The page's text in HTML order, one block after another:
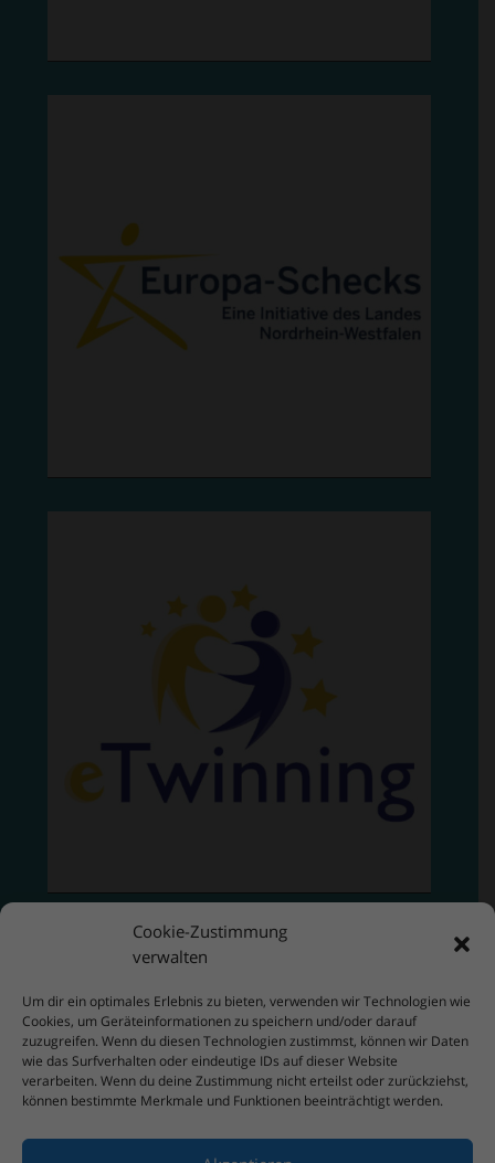
Cookie-Zustimmung
verwalten
Um dir ein optimales Erlebnis zu bieten, verwenden wir Technologien wie
Cookies, um Geräteinformationen zu speichern und/oder darauf
zuzugreifen. Wenn du diesen Technologien zustimmst, können wir Daten
wie das Surfverhalten oder eindeutige IDs auf dieser Website
verarbeiten. Wenn du deine Zustimmung nicht erteilst oder zurückziehst,
können bestimmte Merkmale und Funktionen beeinträchtigt werden.